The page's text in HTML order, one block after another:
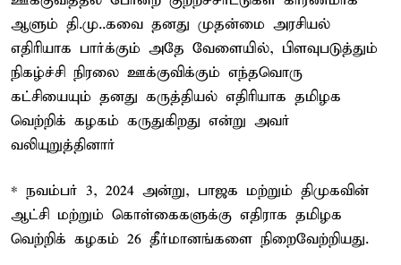
ஆளும் தி.மு..கவை தனது முதன்மை அரசியல்
எதிரியாக பார்க்கும் அதே வேளையில், பிளவுபடுத்தும்
நிகழ்ச்சி நிரலை ஊக்குவிக்கும் எந்தவொரு
கட்சியையும் தனது கருத்தியல் எதிரியாக தமிழக
வெற்றிக் கழகம் கருதுகிறது என்று அவர்
வலியுறுத்தினார்
* நவம்பர் 3, 2024 அன்று, பாஜக மற்றும் திமுகவின்
ஆட்சி மற்றும் கொள்கைகளுக்கு எதிராக தமிழக
வெற்றிக் கழகம் 26 தீர்மானங்களை நிறைவேற்றியது.